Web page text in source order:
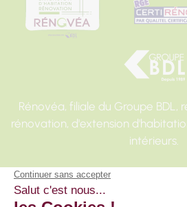
Rénovéa, filiale du Groupe BDL,
rénovation, d'extension
intérieurs.